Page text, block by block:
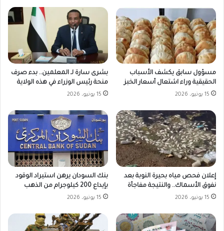
مسؤول سابق يكشف الأسباب
الحقيقية وراء اشتعال أسعار الخبز
15 يونيو، 2026
بشرى سارة لـ المعلمين.. بدء صرف
منحة رئيس الوزراء في هذه الولاية
15 يونيو، 2026
إعلان فحص مياه بحيرة النوبة بعد
نفوق الأسماك.. والنتيجة مفاجأة
15 يونيو، 2026
بنك السودان يرهن استيراد الوقود
بإيداع 200 كيلوجرام من الذهب
15 يونيو، 2026